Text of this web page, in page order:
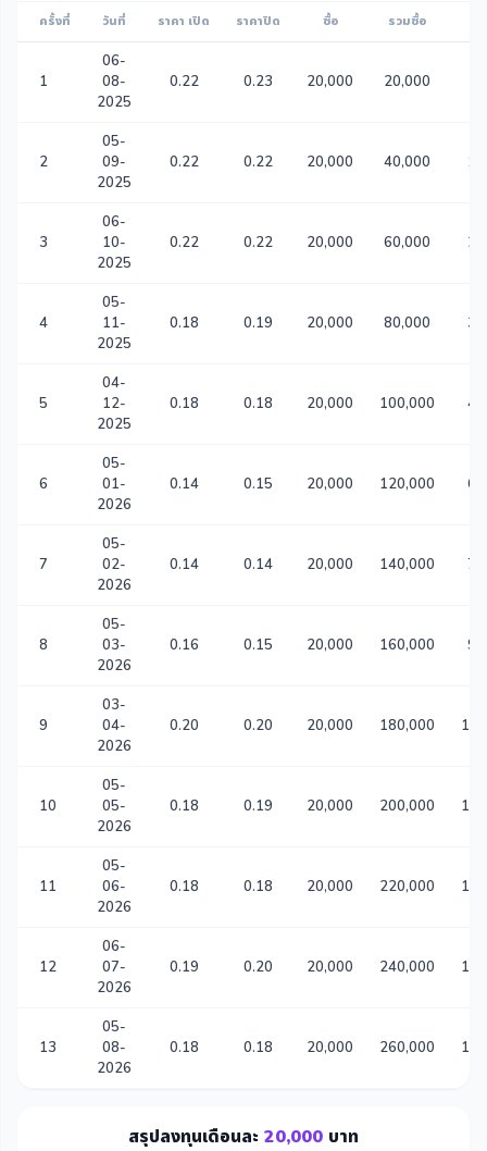
ครั้งที่ วันที่ ราคา เปิด ราคาปิด ซื้อ รวมซื้อ
1
06-
08-
2025
0.22 0.23 20,000 20,000
2
05-
09-
2025
0.22 0.22 20,000 40,000
3
06-
10-
2025
0.22 0.22 20,000 60,000
4
05-
11-
2025
0.18 0.19 20,000 80,000
5
04-
12-
2025
0.18 0.18 20,000 100,000
6
05-
01-
2026
0.14 0.15 20,000 120,000
7
05-
02-
2026
0.14 0.14 20,000 140,000
8
05-
03-
2026
0.16 0.15 20,000 160,000
9
03-
04-
2026
0.20 0.20 20,000 180,000
10
05-
05-
2026
0.18 0.19 20,000 200,000
11
05-
06-
2026
0.18 0.18 20,000 220,000
12
06-
07-
2026
0.19 0.20 20,000 240,000
13
05-
08-
2026
0.18 0.18 20,000 260,000
สรุปลงทุนเดือนละ 20,000 บาท